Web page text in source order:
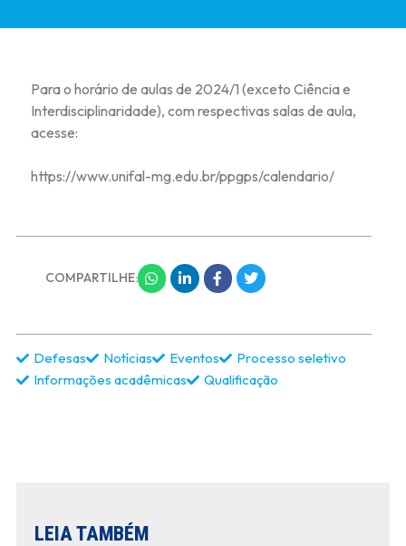
Para o horário de aulas de 2024/1 (exceto Ciência e
Interdisciplinaridade), com respectivas salas de aula,
acesse:
https://www.unifal-mg.edu.br/ppgps/calendario/
COMPARTILHE:
Defesas Notícias Eventos
Processo seletivo
Informações acadêmicas
Qualificação
LEIA TAMBÉM